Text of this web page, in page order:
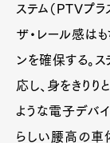
ステム（PTVプラ
ザ・レール感はも
ンを確保する。
応し、身をきり
ような電子デバ
らしい腰高の車